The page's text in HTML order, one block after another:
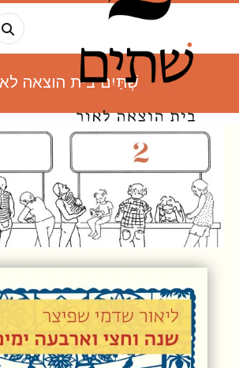
שְׁתַּיִם בית הוצאה